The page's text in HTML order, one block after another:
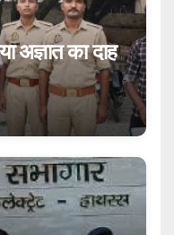
अज्ञात का दाह